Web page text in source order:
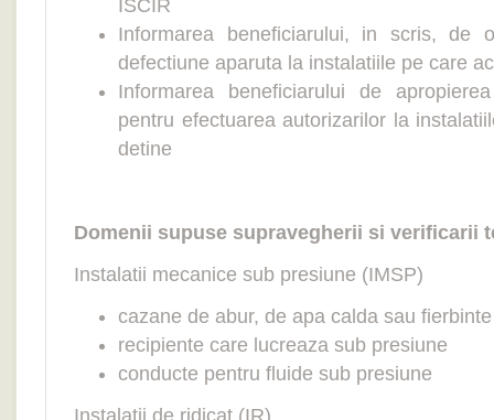
ISCIR
Informarea beneficiarului, in scris, de
defectiune aparuta la instalatiile pe care
Informarea beneficiarului de
pentru efectuarea autorizarilor la
detine
Domenii supuse supravegherii si verificarii
Instalatii mecanice sub presiune (IMSP)
cazane de abur, de apa calda sau
recipiente care lucreaza sub presiune
conducte pentru fluide sub presiune
Instalatii de ridicat (IR)